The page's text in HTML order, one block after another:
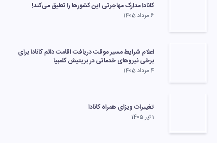
کانادا مدارک مهاجرتی این کشورها را تعلیق می‌کند!
6 مرداد 1405
اعلام شرایط مسیر موقت دریافت اقامت دائم کانادا برای
برخی نیروهای خدماتی در بریتیش کلمبیا
4 مرداد 1405
تغییرات ویزای همراه کانادا
1 تیر 1405